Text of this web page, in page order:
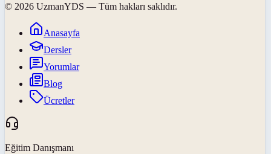
© 2026 UzmanYDS — Tüm hakları saklıdır.
Anasayfa
Dersler
Yorumlar
Blog
Ücretler
Eğitim Danışmanı